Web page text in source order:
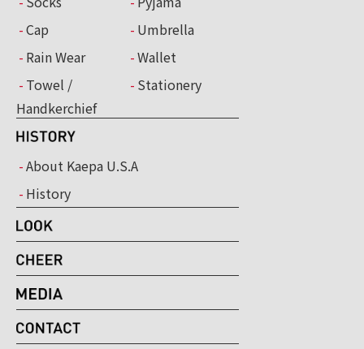
Cap
Umbrella
Rain Wear
Wallet
Towel /
Handkerchief
Stationery
About Kaepa U.S.A
History